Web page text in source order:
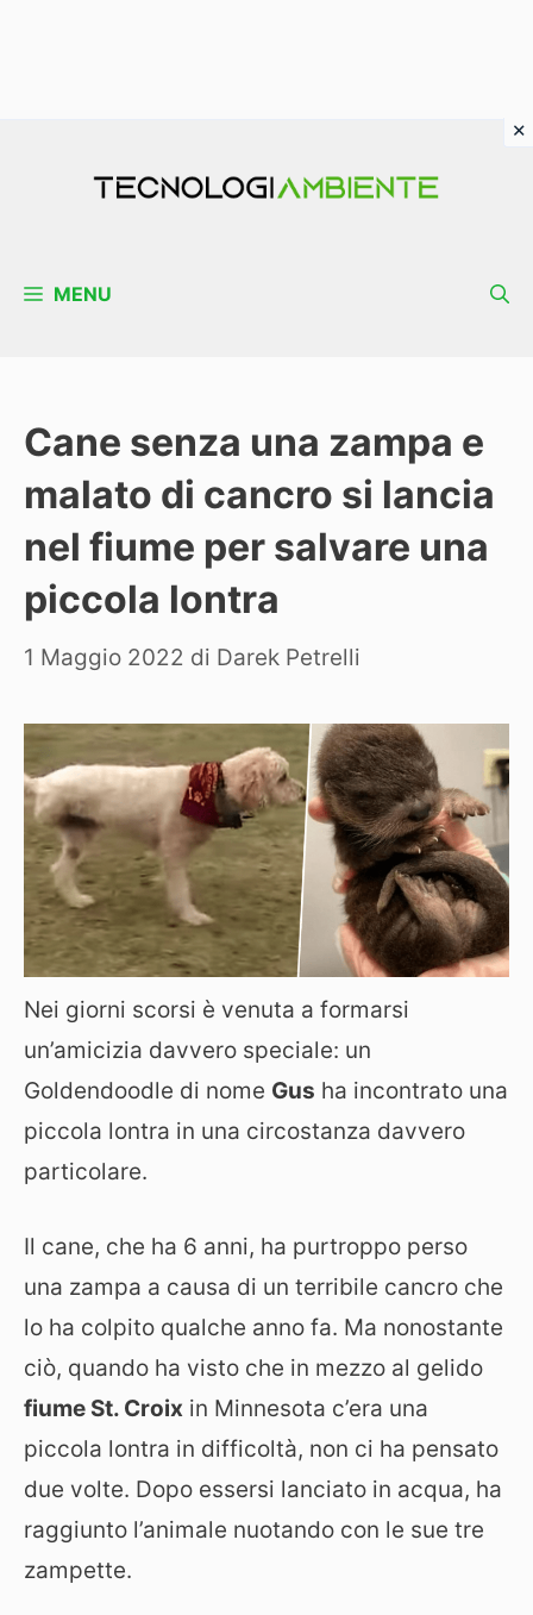
MENU
Cane senza una zampa e
malato di cancro si lancia
nel fiume per salvare una
piccola lontra
1 Maggio 2022 di Darek Petrelli
Nei giorni scorsi è venuta a formarsi
un’amicizia davvero speciale: un
Goldendoodle di nome Gus ha incontrato una
piccola lontra in una circostanza davvero
particolare.
Il cane, che ha 6 anni, ha purtroppo perso
una zampa a causa di un terribile cancro che
lo ha colpito qualche anno fa. Ma nonostante
ciò, quando ha visto che in mezzo al gelido
fiume St. Croix in Minnesota c’era una
piccola lontra in difficoltà, non ci ha pensato
due volte. Dopo essersi lanciato in acqua, ha
raggiunto l’animale nuotando con le sue tre
zampette.